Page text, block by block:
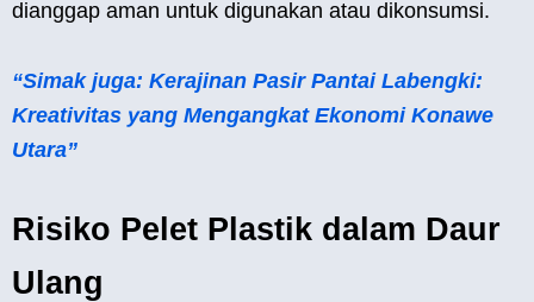
dianggap aman untuk digunakan atau dikonsumsi.
“Simak juga: Kerajinan Pasir Pantai Labengki:
Kreativitas yang Mengangkat Ekonomi Konawe
Utara”
Risiko Pelet Plastik dalam Daur
Ulang